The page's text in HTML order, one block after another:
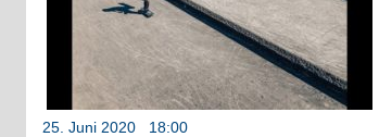
25. Juni 2020 18:00